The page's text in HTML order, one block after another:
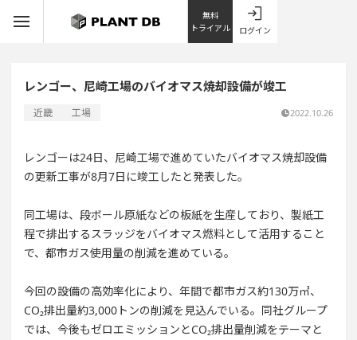
無料
トライアル
ログイン
レンゴー、尼崎工場のバイオマス焼却設備が竣工
近畿 工場 2022.10.26
レンゴーは24日、尼崎工場で進めていたバイオマス焼却設備
の更新工事が8月7日に竣工したと発表した。
同工場は、段ボール原紙などの板紙を生産しており、製紙工
程で排出するスラッジをバイオマス燃料として活用すること
で、都市ガス使用量の削減を進めている。
今回の設備の高効率化により、年間で都市ガス約130万㎥、
CO₂排出量約3,000トンの削減を見込んでいる。同社グループ
では、今後もゼロエミッションとCO₂排出量削減をテーマと